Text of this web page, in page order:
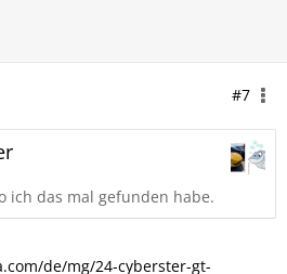
#7
ich das mal gefunden habe.
de/mg/24-cyberster-gt-